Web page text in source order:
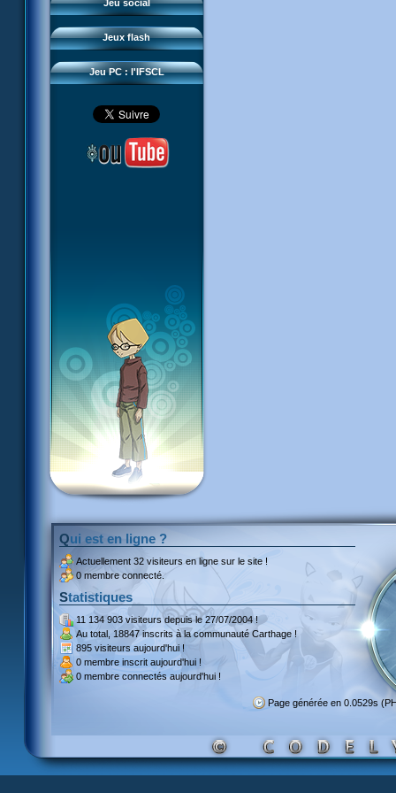
Jeu social
Jeux flash
Sector 2 Escape
Jeu PC : l'IFSCL
Téléchargements
Réseau IFSCL
Qui est en ligne ?
Actuellement 32 visiteurs en ligne sur le site !
0 membre connecté.
Statistiques
11 134 903 visiteursdepuis le 27/07/2004 !
Au total, 18847 inscritsà la communauté Carthage !
895 visiteurs aujourd'hui !
0 membre inscrit aujourd'hui !
0 membre connectés aujourd'hui !
Page générée en 0.0529s